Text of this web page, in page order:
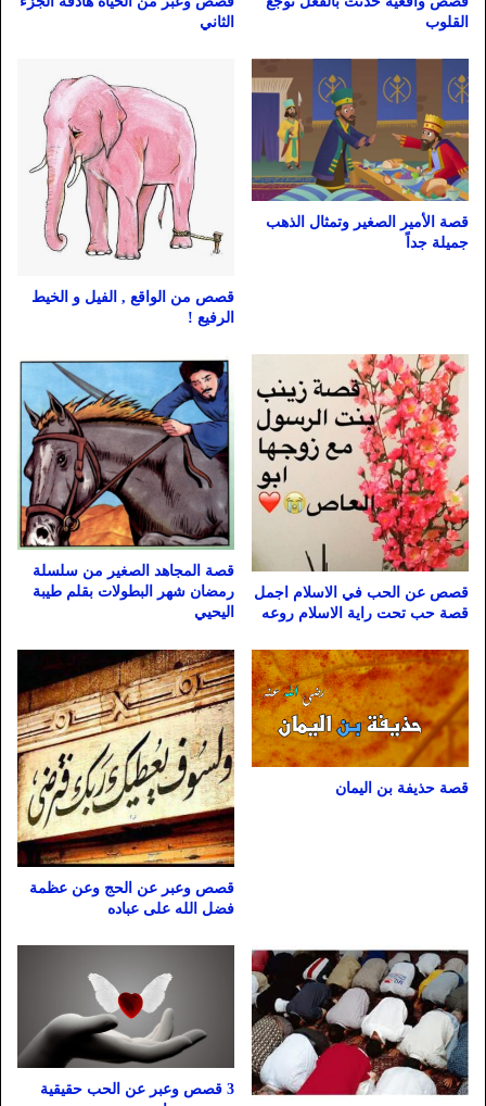
القلوب
الثاني
قصة الأمير الصغير وتمثال الذهب
جميلة جداً
قصص من الواقع , الفيل و الخيط
الرفيع !
قصص عن الحب في الاسلام اجمل
قصة حب تحت راية الاسلام روعه
قصة المجاهد الصغير من سلسلة
رمضان شهر البطولات بقلم طيبة
اليحيي
قصة حذيفة بن اليمان
قصص وعبر عن الحج وعن عظمة
فضل الله على عباده
3 قصص وعبر عن الحب حقيقية